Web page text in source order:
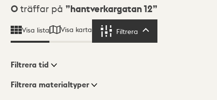
Sökresultat
0 träffar på hantverkargatan 12
Visa lista Visa karta Filtrera
Visningsläge
Filtrera tid
Filtrera materialtyper